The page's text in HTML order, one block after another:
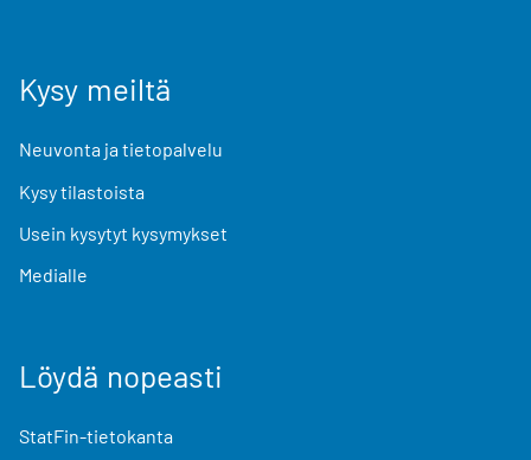
Kysy meiltä
Neuvonta ja tietopalvelu
Kysy tilastoista
Usein kysytyt kysymykset
Medialle
Löydä nopeasti
StatFin-tietokanta